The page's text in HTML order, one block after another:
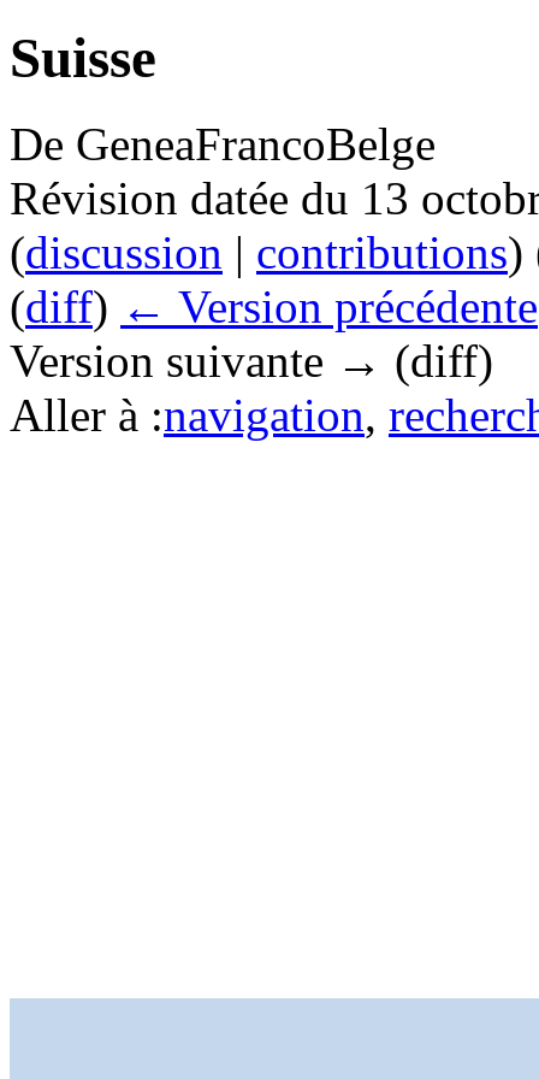
Suisse
De GeneaFrancoBelge
Révision datée du 13
(discussion | contributions)
(diff) ← Version précédente
Version suivante → (diff)
Aller à :navigation,